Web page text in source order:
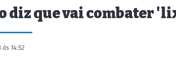
diz que vai combater
às 14:52